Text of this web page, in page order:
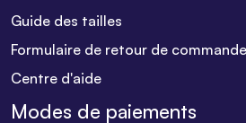
Guide des tailles
Formulaire de retour de commande
Centre d'aide
Modes de paiements